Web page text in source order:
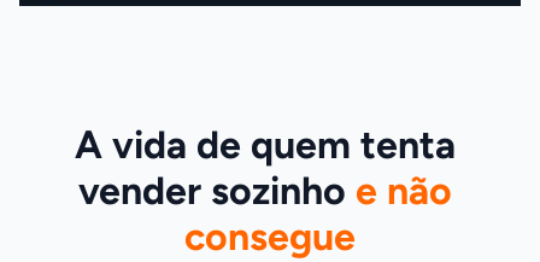
A vida de quem tenta
vender sozinho e não
consegue